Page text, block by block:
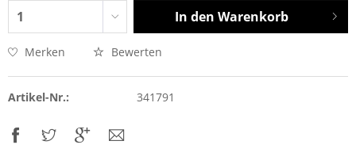
In den Warenkorb
Merken Bewerten
Artikel-Nr.: 341791